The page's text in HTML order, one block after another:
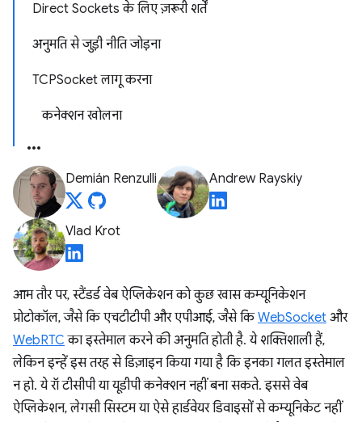
Direct Sockets के लिए ज़रूरी शर्तें
अनुमति से जुड़ी नीति जोड़ना
TCPSocket लागू करना
कनेक्शन खोलना
Demián Renzulli Andrew Rayskiy
Vlad Krot
आम तौर पर, स्टैंडर्ड वेब ऐप्लिकेशन को कुछ खास कम्यूनिकेशन
प्रोटोकॉल, जैसे कि एचटीटीपी और एपीआई, जैसे किWebSocket और
WebRTC का इस्तेमाल करने की अनुमति होती है. ये शक्तिशाली हैं,
लेकिन इन्हें इस तरह से डिज़ाइन किया गया है कि इनका गलत इस्तेमाल
न हो. ये रॉ टीसीपी या यूडीपी कनेक्शन नहीं बना सकते. इससे वेब
ऐप्लिकेशन, लेगसी सिस्टम या ऐसे हार्डवेयर डिवाइसों से कम्यूनिकेट नहीं